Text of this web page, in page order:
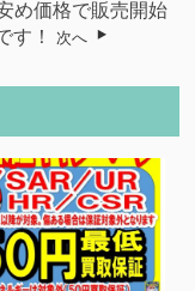
め価格で販売開始
す！
次へ